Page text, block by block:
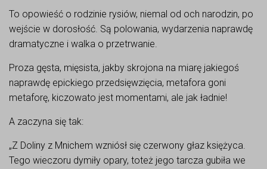
To opowieść o rodzinie rysiów, niemal od och narodzin, po
wejście w dorosłość. Są polowania, wydarzenia naprawdę
dramatyczne i walka o przetrwanie.
Proza gęsta, mięsista, jakby skrojona na miarę jakiegoś
naprawdę epickiego przedsięwzięcia, metafora goni
metaforę, kiczowato jest momentami, ale jak ładnie!
A zaczyna się tak:
„Z Doliny z Mnichem wzniósł się czerwony głaz księżyca.
Tego wieczoru dymiły opary, toteż jego tarcza gubiła we